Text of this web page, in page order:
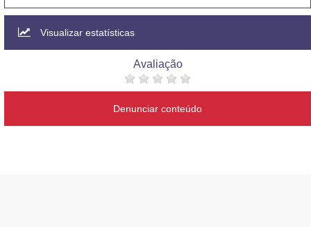
Visualizar estatísticas
Avaliação
Denunciar conteúdo